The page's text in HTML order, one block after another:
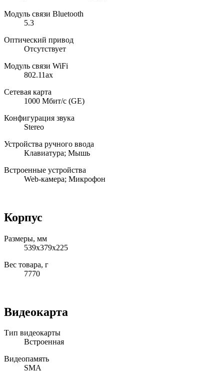
Модуль связи Bluetooth
5.3
Оптический привод
Отсутствует
Модуль связи WiFi
802.11ax
Сетевая карта
1000 Мбит/с (GE)
Конфигурация звука
Stereo
Устройства ручного ввода
Клавиатура; Мышь
Встроенные устройства
Web-камера; Микрофон
Корпус
Размеры, мм
539x379x225
Вес товара, г
7770
Видеокарта
Тип видеокарты
Встроенная
Видеопамять
SMA